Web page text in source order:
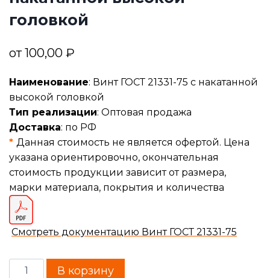
головкой
от100,00 ₽
Наименование: Винт ГОСТ 21331-75 с накатанной
высокой головкой
Тип реализации: Оптовая продажа
Доставка: по РФ
* Данная стоимость не является офертой. Цена
указана ориентировочно, окончательная
стоимость продукции зависит от размера,
марки материала, покрытия и количества
Смотреть документацию Винт ГОСТ 21331-75
В корзину